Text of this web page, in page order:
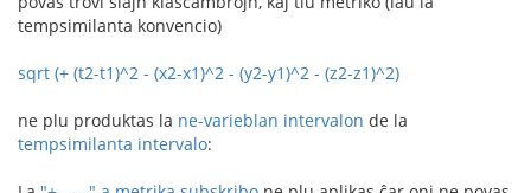
tempsimilanta konvencio)
sqrt (+ (t2-t1)^2 - (x2-x1)^2 - (y2-y1)^2 - (z2-z1)^2)
ne plu produktas la ne-varieblan intervalon de la
tempsimilanta intervalo: